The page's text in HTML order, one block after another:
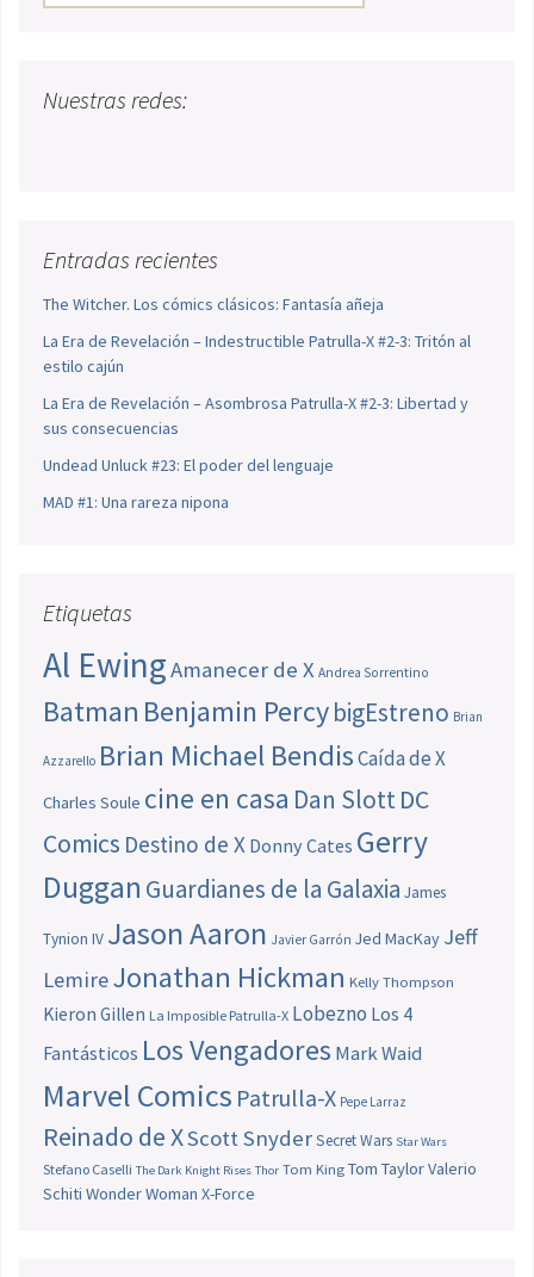
Nuestras redes:
Entradas recientes
The Witcher. Los cómics clásicos: Fantasía añeja
La Era de Revelación – Indestructible Patrulla-X #2-3: Tritón al
estilo cajún
La Era de Revelación – Asombrosa Patrulla-X #2-3: Libertad y
sus consecuencias
Undead Unluck #23: El poder del lenguaje
MAD #1: Una rareza nipona
Etiquetas
Al EwingAmanecer de X Andrea Sorrentino
Batman Benjamin PercybigEstreno Brian
Azzarello Brian Michael BendisCaída de X
Charles Soule cine en casa Dan SlottDC
Comics Destino de X Donny Cates Gerry
Duggan Guardianes de la Galaxia James
Tynion IV Jason Aaron Javier Garrón Jed MacKay Jeff
LemireJonathan Hickman Kelly Thompson
Kieron Gillen La Imposible Patrulla-X Lobezno Los 4
Fantásticos Los Vengadores Mark Waid
Marvel Comics Patrulla-X Pepe Larraz
Reinado de XScott SnyderSecret Wars Star Wars
Stefano Caselli The Dark Knight Rises Thor Tom King Tom TaylorValerio
Schiti Wonder Woman X-Force